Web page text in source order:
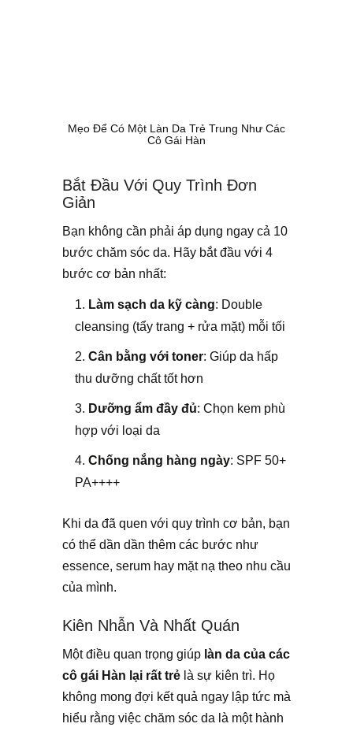
Mẹo Để Có Một Làn Da Trẻ Trung Như Các
Cô Gái Hàn
Bắt Đầu Với Quy Trình Đơn
Giản
Bạn không cần phải áp dụng ngay cả 10
bước chăm sóc da. Hãy bắt đầu với 4
bước cơ bản nhất:
Làm sạch da kỹ càng: Double
cleansing (tẩy trang + rửa mặt) mỗi tối
Cân bằng với toner: Giúp da hấp
thu dưỡng chất tốt hơn
Dưỡng ẩm đầy đủ: Chọn kem phù
hợp với loại da
Chống nắng hàng ngày: SPF 50+
PA++++
Khi da đã quen với quy trình cơ bản, bạn
có thể dần dần thêm các bước như
essence, serum hay mặt nạ theo nhu cầu
của mình.
Kiên Nhẫn Và Nhất Quán
Một điều quan trọng giúp làn da của các
cô gái Hàn lại rất trẻ là sự kiên trì. Họ
không mong đợi kết quả ngay lập tức mà
hiểu rằng việc chăm sóc da là một hành